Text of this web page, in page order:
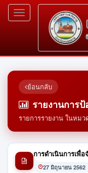
Toggle
navigation
ย้อนกลับ
รายงานการ
รายการรายงาน ในหม
การดำเนินการเพื่
27 มิถุนายน 2562